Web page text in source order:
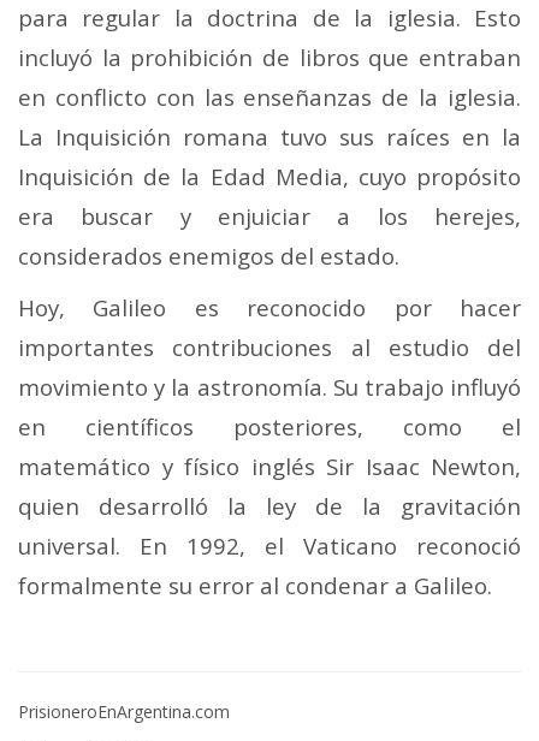
para regular la doctrina de la iglesia. Esto
incluyó la prohibición de libros que entraban
en conflicto con las enseñanzas de la iglesia.
La Inquisición romana tuvo sus raíces en la
Inquisición de la Edad Media, cuyo propósito
era buscar y enjuiciar a los herejes,
considerados enemigos del estado.
Hoy, Galileo es reconocido por hacer
importantes contribuciones al estudio del
movimiento y la astronomía. Su trabajo influyó
en científicos posteriores, como el
matemático y físico inglés Sir Isaac Newton,
quien desarrolló la ley de la gravitación
universal. En 1992, el Vaticano reconoció
formalmente su error al condenar a Galileo.
PrisioneroEnArgentina.com